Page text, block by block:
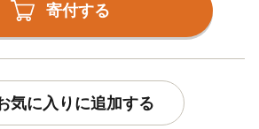
寄付する
気に入りに追加する